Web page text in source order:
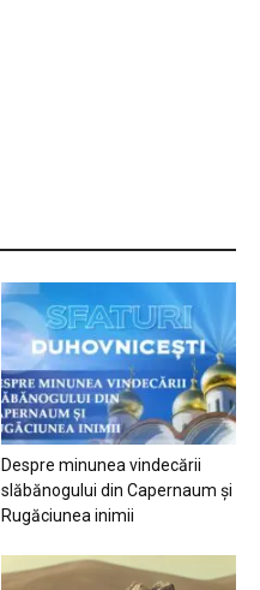
Despre minunea vindecării
slăbănogului din Capernaum și
Rugăciunea inimii